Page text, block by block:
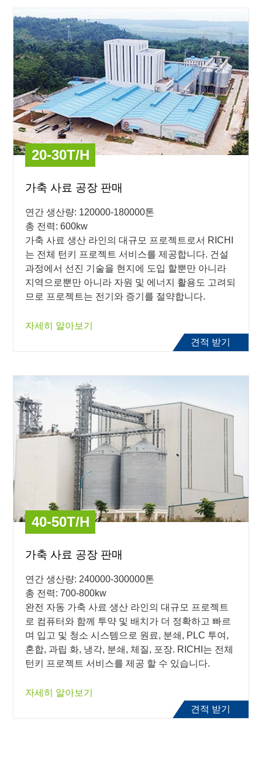
20-30T/H
가축 사료 공장 판매
연간 생산량: 120000-180000톤
총 전력: 600kw
가축 사료 생산 라인의 대규모 프로젝트로서 RICHI
는 전체 턴키 프로젝트 서비스를 제공합니다. 건설
과정에서 선진 기술을 현지에 도입 할뿐만 아니라
지역으로뿐만 아니라 자원 및 에너지 활용도 고려되
므로 프로젝트는 전기와 증기를 절약합니다.
자세히 알아보기
견적 받기
40-50T/H
가축 사료 공장 판매
연간 생산량: 240000-300000톤
총 전력: 700-800kw
완전 자동 가축 사료 생산 라인의 대규모 프로젝트
로 컴퓨터와 함께 투약 및 배치가 더 정확하고 빠르
며 입고 및 청소 시스템으로 원료, 분쇄, PLC 투여,
혼합, 과립 화, 냉각, 분쇄, 체질, 포장. RICHI는 전체
턴키 프로젝트 서비스를 제공 할 수 있습니다.
자세히 알아보기
견적 받기